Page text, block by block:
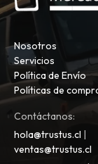
Nosotros
Servicios
Política de Envío
Políticas de
Contáctanos:
hola@trustus.cl |
ventas@trustus.cl